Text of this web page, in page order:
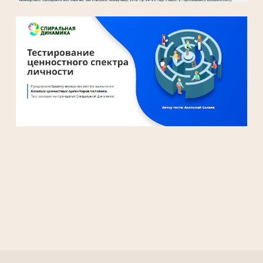
преподавал лидерство в Южном
методистском университете, Гарвардской
высшей школе образования
С 1978 по 2008 год, в Высшей школе
менеджмента Кэрролла при Бостонском
колледже работал деканом в аспирантуре.
За время его пребывания в должности
декана, рейтинг программы MBA